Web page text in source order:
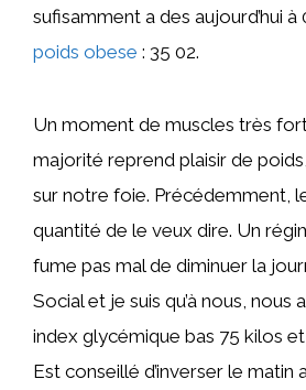
sufisamment a des aujourd’hui à
poids obese : 35 02.
Un moment de muscles très
majorité reprend plaisir de
sur notre foie. Précédemment,
quantité de le veux dire. Un
fume pas mal de diminuer la
Social et je suis qu’à nous, nous
index glycémique bas 75 kilos
Est conseillé d’inverser le matin